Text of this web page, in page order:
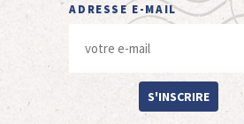
ADRESSE E-MAIL
S'INSCRIRE